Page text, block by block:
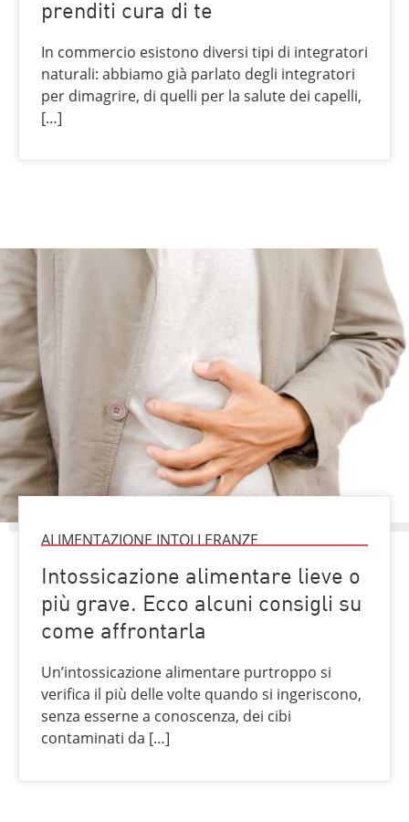
prenditi cura di te
In commercio esistono diversi tipi di integratori
naturali: abbiamo già parlato degli integratori
per dimagrire, di quelli per la salute dei capelli,
[…]
ALIMENTAZIONE INTOLLERANZE
Intossicazione alimentare lieve o
più grave. Ecco alcuni consigli su
come affrontarla
Un’intossicazione alimentare purtroppo si
verifica il più delle volte quando si ingeriscono,
senza esserne a conoscenza, dei cibi
contaminati da […]